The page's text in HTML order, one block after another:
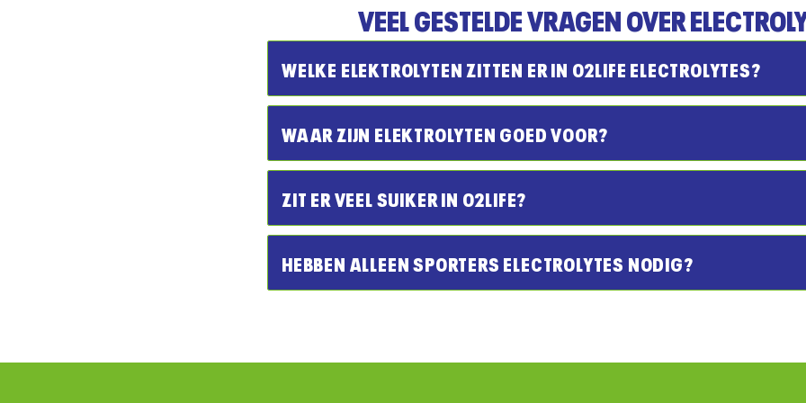
VEEL GESTELDE VRAGEN OVER
WELKE ELEKTROLYTEN ZITTEN ER IN O2LIFE ELECTROLYTES?
WAAR ZIJN ELEKTROLYTEN GOED VOOR?
ZIT ER VEEL SUIKER IN O2LIFE?
HEBBEN ALLEEN SPORTERS ELECTROLYTES NODIG?